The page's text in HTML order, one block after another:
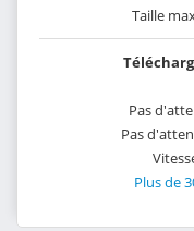
Taille
Pas
Pas
Plus de